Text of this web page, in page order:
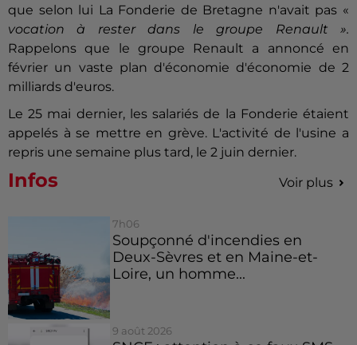
que selon lui La Fonderie de Bretagne n'avait pas «
vocation à rester dans le groupe Renault
».
Rappelons que le groupe Renault a annoncé en
février un vaste plan d'économie d'économie de 2
milliards d'euros.
Le 25 mai dernier, les salariés de la Fonderie étaient
appelés à se mettre en grève. L'activité de l'usine a
repris une semaine plus tard, le 2 juin dernier.
Infos Voir plus
7h06
Soupçonné d'incendies en
Deux-Sèvres et en Maine-et-
Loire, un homme...
9 août 2026